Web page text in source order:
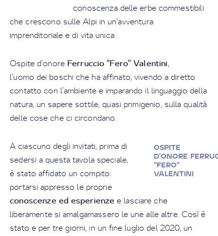
conoscenza delle erbe commestibili
che crescono sulle Alpi in un’avventura
imprenditoriale e di vita unica.
Ospite d’onore Ferruccio “Fero” Valentini,
l’uomo dei boschi che ha affinato, vivendo a diretto
contatto con l’ambiente e imparando il linguaggio della
natura, un sapere sottile, quasi primigenio, sulla qualità
delle cose che ci circondano.
OSPITE
D’ONORE
“FERO”
VALENTINI
A ciascuno degli invitati, prima di
sedersi a questa tavola speciale,
è stato affidato un compito:
portarsi appresso le proprie
conoscenze ed esperienze e lasciare che
liberamente si amalgamassero le une alle altre. Così è
stato e per tre giorni, in un fine luglio del 2020, un